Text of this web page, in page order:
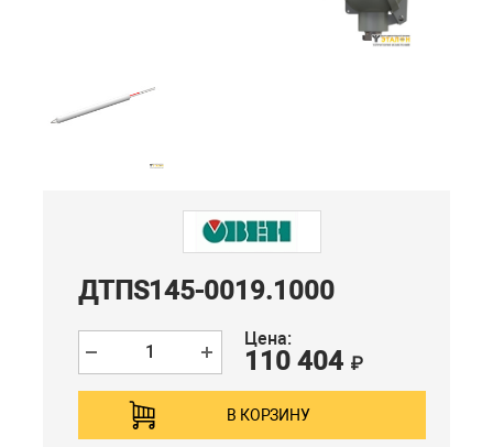
ДТПS145-0019.1000
Цена:
110 404 ₽
В КОРЗИНУ